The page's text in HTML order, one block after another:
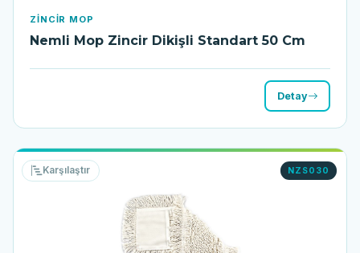
ZINCIR MOP
Nemli Mop Zincir Dikişli Standart 50 Cm
Detay
NZS030
Karşılaştır